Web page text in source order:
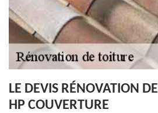
LE DEVIS RÉNOVATION
HP COUVERTURE